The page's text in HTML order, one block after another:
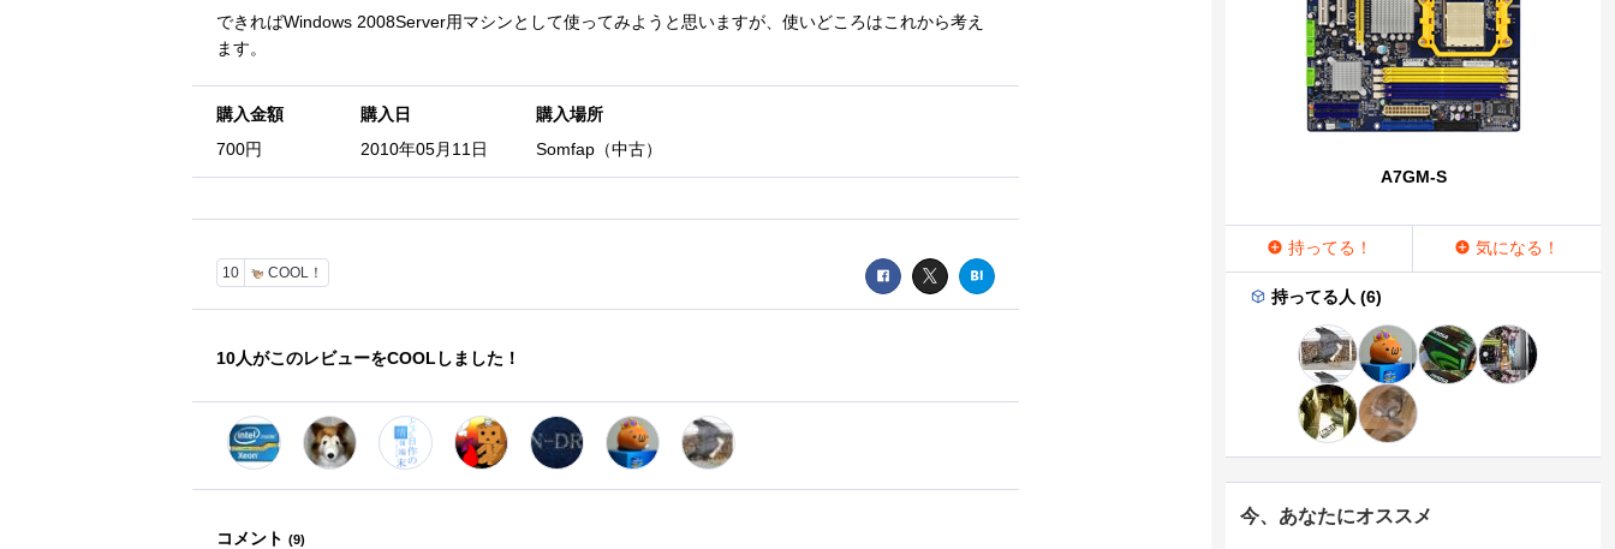
できればWindows 2008Server用マシンとして使ってみようと思いますが、使いどころはこれから考え
ます。
購入金額
700円
購入日
2010年05月11日
購入場所
Somfap（中古）
10 COOL！
10人がこのレビューをCOOLしました！
コメント (9)
A7GM-S
持ってる！ 気になる！
持ってる人 (6)
今、あなたにオススメ